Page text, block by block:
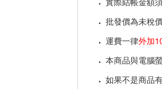
實際結帳金額
批發價為未稅
運費一律外加
本商品與電腦
如果不是商品